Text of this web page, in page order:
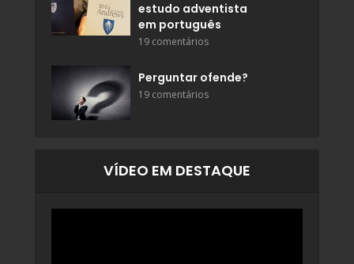
estudo adventista
em português
19 comentários
Perguntar ofende?
19 comentários
VÍDEO EM DESTAQUE